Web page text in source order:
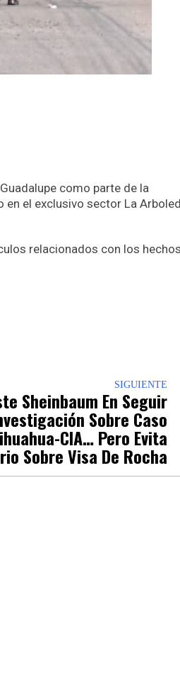
como parte de la
en el exclusivo sector La
relacionados con los
SIGUIENTE
Sheinbaum En Seguir
Sobre Caso
CIA… Pero Evita
Sobre Visa De Rocha